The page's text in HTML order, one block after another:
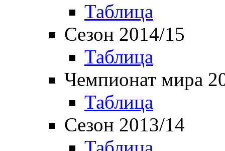
Таблица
Сезон 2014/15
Таблица
Чемпионат мира
Таблица
Сезон 2013/14